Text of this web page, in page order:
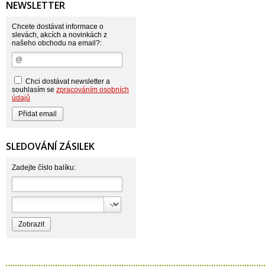
Astonish
Atlantic
AutoMax Group
Axcentive
BaL
Bateria
Beauty Lille
Beiersdorf - Nivea
Bella
Benkor
BERGEN S. R. L.
Bettina Barty
Bio-repel
Bioclean
Biolit
BIOM s.r.o.
Bioprospect
Bispol
Blue Stratos
BlueSun
Bolton
NEWSLETTER
Chcete dostávat informace o
slevách, akcích a novinkách z
našeho obchodu na email?:
Chci dostávat newsletter a
souhlasím se zpracováním osobních
údajů
SLEDOVÁNÍ ZÁSILEK
Zadejte číslo balíku: